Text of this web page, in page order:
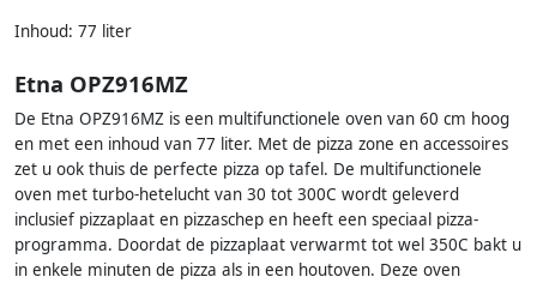
Inhoud: 77 liter
Etna OPZ916MZ
De Etna OPZ916MZ is een multifunctionele oven van 60 cm hoog
en met een inhoud van 77 liter. Met de pizza zone en accessoires
zet u ook thuis de perfecte pizza op tafel. De multifunctionele
oven met turbo-hetelucht van 30 tot 300C wordt geleverd
inclusief pizzaplaat en pizzaschep en heeft een speciaal pizza-
programma. Doordat de pizzaplaat verwarmt tot wel 350C bakt u
in enkele minuten de pizza als in een houtoven. Deze oven